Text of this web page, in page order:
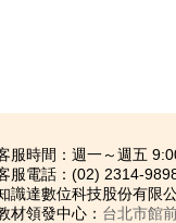
服時間：週一～週五
服電話：(02) 2314-
識達數位科技股份有
材領發中心： 台北市館